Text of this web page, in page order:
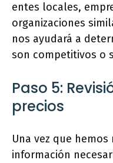
entes locales,
organizaciones
nos ayudará a
son competitivos o
Paso 5:
precios
Una vez que
información